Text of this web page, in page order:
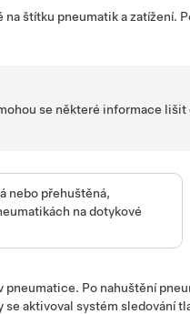
štítku pneumatik a zatížení.
se některé informace lišit
nebo přehuštěná,
nadotykové
Po nahuštění
aktivoval systém sledování